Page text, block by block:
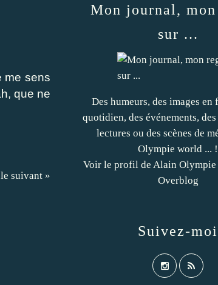
me sens
que ne
suivant »
Mon journal, mon
sur ...
Des humeurs, des images
quotidien, des événements,
lectures ou des scènes de
Olympie world ... !
Voir le profil de Alain Olympie
Overblog
Suivez-moi